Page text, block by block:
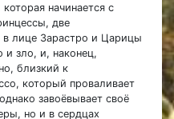
начинается с
две
лице Зарастро и Царицы
зло, и, наконец,
близкий к
который проваливает
завоёвывает своё
но и в сердцах